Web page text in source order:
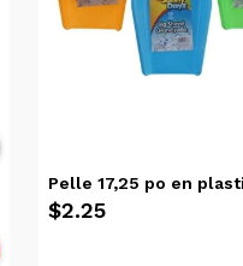
Pelle 17,25 po en
$2.25